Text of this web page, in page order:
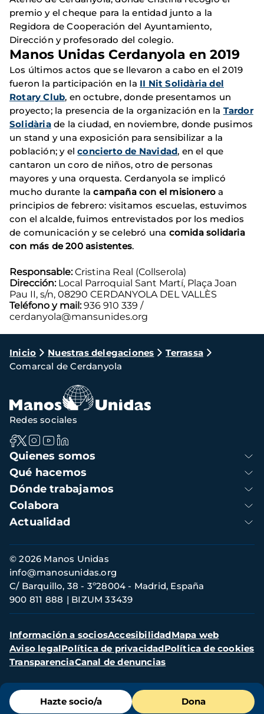
premio y el cheque para la entidad junto a la
Regidora de Cooperación del Ayuntamiento,
Dirección y profesorado del colegio.
Manos Unidas Cerdanyola en 2019
Los últimos actos que se llevaron a cabo en el 2019
fueron la participación en la II Nit Solidària del
Rotary Club, en octubre, donde presentamos un
proyecto; la presencia de la organización en la Tardor
Solidàriade la ciudad, en noviembre, donde pusimos
un stand y una exposición para sensibilizar a la
población; y elconcierto de Navidad, en el que
cantaron un coro de niños, otro de personas
mayores y una orquesta. Cerdanyola se implicó
mucho durante lacampaña con el misionero a
principios de febrero: visitamos escuelas, estuvimos
con el alcalde, fuimos entrevistados por los medios
de comunicación y se celebró una comida solidaria
con más de 200 asistentes.
Responsable:Cristina Real (Collserola)
Dirección:Local Parroquial Sant Martí, Plaça Joan
Pau II, s/n, 08290 CERDANYOLA DEL VALLÈS
Teléfono y mail:936 910 339 /
cerdanyola@mansunides.org
Ruta
de
navegación
Inicio Nuestras delegaciones
Terrassa
Comarcal de Cerdanyola
Menú
de
Hazte socio/a Dona
Navegación
principal
Quienes somos
Qué hacemos
Dónde trabajamos
Colabora
Actualidad
Redes sociales
Información
de
contacto
© 2026 Manos Unidas
C/ Barquillo, 38 - 3º28004 - Madrid, España
900 811 888
BIZUM 33439
info@manosunidas.org
Menú
secundario
Información a sociosAccesibilidadMapa web
Aviso legalPolítica de privacidadPolítica de cookies
TransparenciaCanal de denuncias